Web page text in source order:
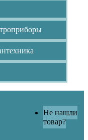
Не нашли
товар?